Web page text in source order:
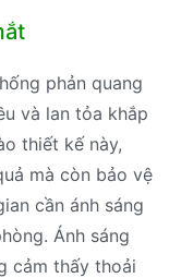
phản quang
và lan tỏa khắp
thiết kế này,
mà còn bảo vệ
cần ánh sáng
Ánh sáng
cảm thấy thoải